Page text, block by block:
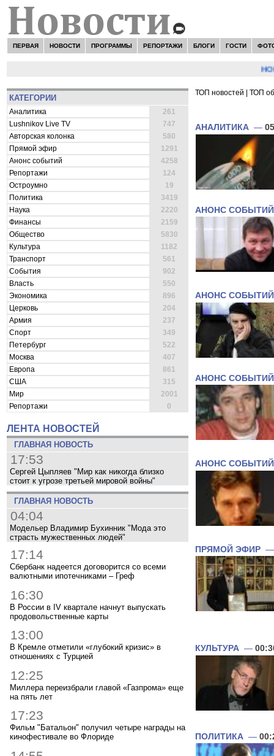
ПЕРВАЯ НОВОСТИ ПРОГРАММЫ РЕПОРТАЖИ БЛОГИ ГОСТИ
КАТЕГОРИИ
Аналитика
261
Lushnikov Live TV
747
Авторская колонка
580
Прямой эфир
1291
Анонс событий
4258
Репортажи
124
Остроумно
19
Политика
3419
Наука
2220
Финансы
2159
Общество
5830
Культура
1182
Транспорт
561
События
902
Власть
550
Экономика
896
Церковь
204
Армия
237
Спорт
349
Петербург
522
Москва
407
Европа
861
США
315
Мир
2001
Репортажи
0
ЛЕНТА НОВОСТЕЙ
ГЛАВНАЯ НОВОСТЬ
17:53
Сергей Цыпляев "Мир как никогда близко
стоит к угрозе третьей мировой войны"
ГЛАВНАЯ НОВОСТЬ
04:04
Модельер Владимир Бухинник "Мода это
страсть мужественных людей"
17:14
Сбербанк надеется договорится со всеми
валютными ипотечниками – Греф
16:30
В России в IV квартале начнут выпускать
продовольственные карты
13:00
В Кремле отметили «глубокий кризис» в
отношениях с Турцией
12:25
Миллера переизбрали главой «Газпрома» еще
на пять лет
17:23
Фильм "Батальон" получил четыре награды на
кинофестивале во Флориде
ТОП новостей ТОП
АНАЛИТИКА —
АНОНС СОБЫТИЙ
АНОНС СОБЫТИЙ
АНОНС СОБЫТИЙ
АНОНС СОБЫТИЙ
ПРЯМОЙ ЭФИР
КУЛЬТУРА —
ПОЛИТИКА —